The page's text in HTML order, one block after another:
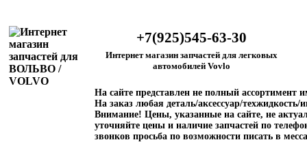
+7(925)545-63-30
Интернет магазин запчастей для легковых
автомобилей Vovlo
На сайте представлен не полный ассортимент
На заказ любая деталь/аксессуар/техжидкость/
Внимание! Цены, указанные на сайте, не
уточняйте цены и наличие запчастей по
звонков просьба по возможности писать в